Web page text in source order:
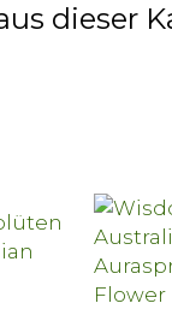
dieser